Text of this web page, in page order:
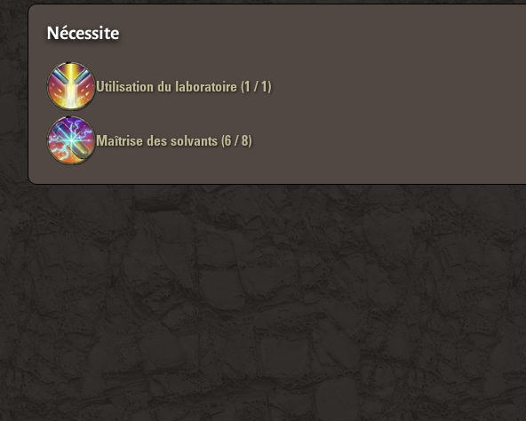
Nécessite
Utilisation du laboratoire (1 / 1)
Maîtrise des solvants (6 / 8)